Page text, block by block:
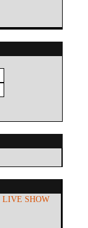
LIVE SHOW